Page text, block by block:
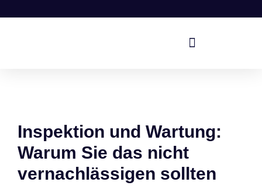
Inspektion und Wartung:
Warum Sie das nicht
vernachlässigen sollten